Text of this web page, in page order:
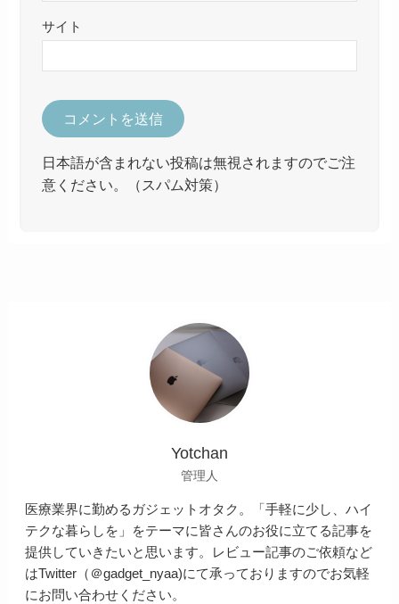
サイト
日本語が含まれない投稿は無視されますのでご注
意ください。（スパム対策）
Yotchan
管理人
医療業界に勤めるガジェットオタク。「手軽に少し、ハイ
テクな暮らしを」をテーマに皆さんのお役に立てる記事を
提供していきたいと思います。レビュー記事のご依頼など
はTwitter（＠gadget_nyaa)にて承っておりますのでお気軽
にお問い合わせください。